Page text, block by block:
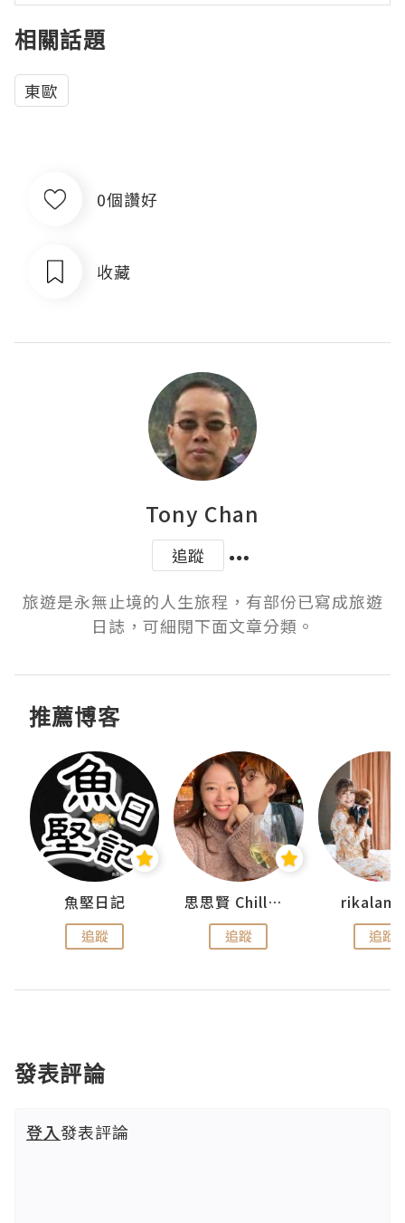
相關話題
東歐
0個讚好
收藏
Tony Chan
追蹤
旅遊是永無止境的人生旅程，有部份已寫成旅遊
日誌，可細閱下面文章分類。
推薦博客
魚堅日記
追蹤
思思賢 ChillMyBabe
追蹤 追蹤
發表評論
登入發表評論